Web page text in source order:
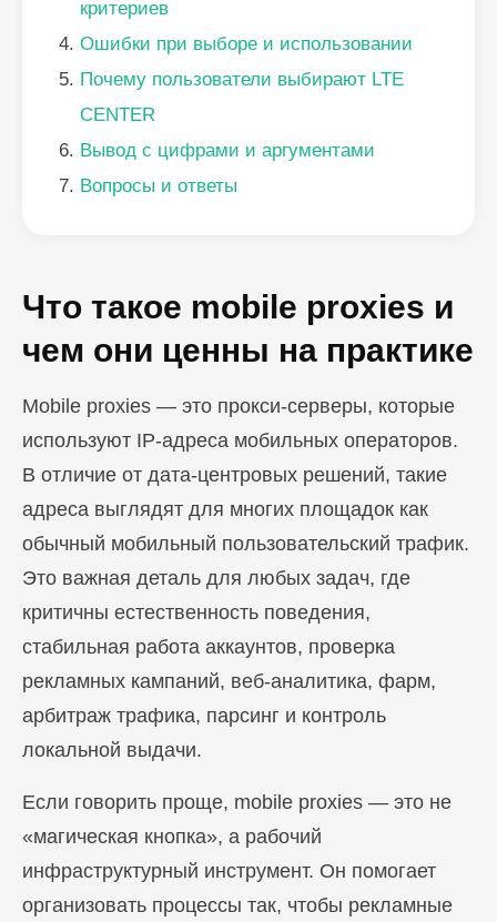
критериев
Ошибки при выборе и использовании
Почему пользователи выбирают LTE
CENTER
Вывод с цифрами и аргументами
Вопросы и ответы
Что такое mobile proxies и
чем они ценны на практике
Mobile proxies — это прокси-серверы, которые
используют IP-адреса мобильных операторов.
В отличие от дата-центровых решений, такие
адреса выглядят для многих площадок как
обычный мобильный пользовательский трафик.
Это важная деталь для любых задач, где
критичны естественность поведения,
стабильная работа аккаунтов, проверка
рекламных кампаний, веб-аналитика, фарм,
арбитраж трафика, парсинг и контроль
локальной выдачи.
Если говорить проще, mobile proxies — это не
«магическая кнопка», а рабочий
инфраструктурный инструмент. Он помогает
организовать процессы так, чтобы рекламные